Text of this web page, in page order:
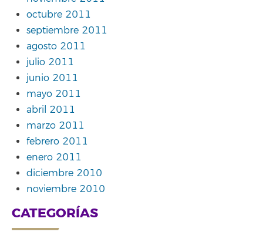
octubre 2011
septiembre 2011
agosto 2011
julio 2011
junio 2011
mayo 2011
abril 2011
marzo 2011
febrero 2011
enero 2011
diciembre 2010
noviembre 2010
CATEGORÍAS